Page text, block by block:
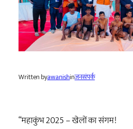
Written byawanishinजनसंपर्क
“महाकुंभ 2025 – खेलों का संगम!